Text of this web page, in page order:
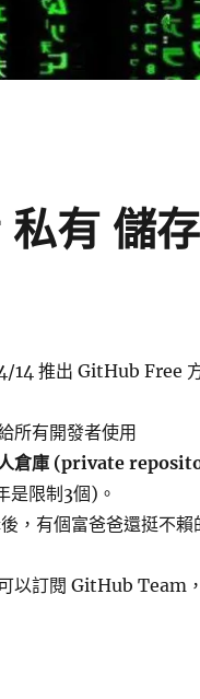
有 儲
推出 GitHub Free 方
所有開發者使用
倉庫 (private
是限制3個)。
，有個富爸爸還挺不賴
以訂閱 GitHub Team